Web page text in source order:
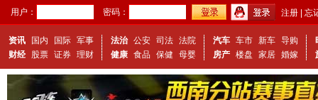
用户： 密码： 注册 忘
资讯 国内 国际 军事
财经
股票 证券 理财
法治 公安 司法 法院
健康 食品 保健 母婴
汽车 车市 新车 导购
房产 楼盘 家居 婚嫁